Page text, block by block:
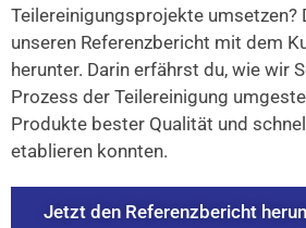
Teilereinigungsprojekte umsetzen?
unseren Referenzbericht mit dem
herunter. Darin erfährst du, wie wir
Prozess der Teilereinigung
Produkte bester Qualität und
etablieren konnten.
Jetzt den Referenzbericht